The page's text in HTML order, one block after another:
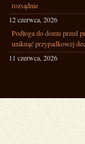
rozsądnie
12 czerwca, 2026
Podłoga do domu przed
uniknąć przypadkowej
11 czerwca, 2026